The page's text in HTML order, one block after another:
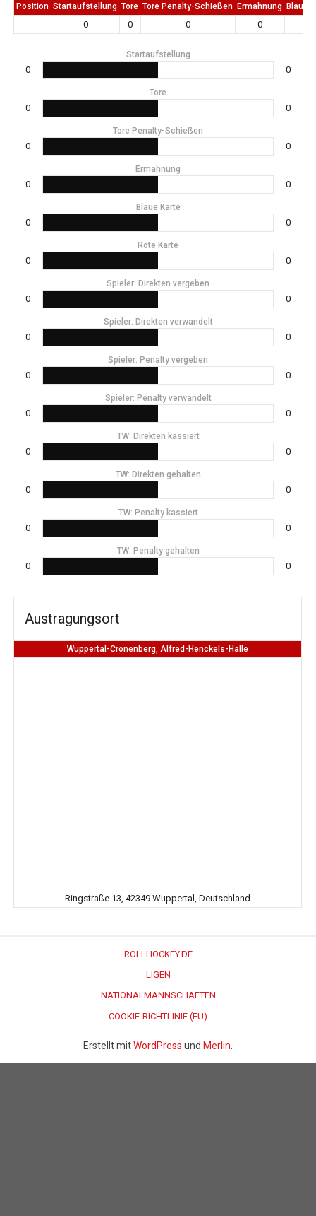
Position Startaufstellung Tore Tore Penalty-Schießen Ermahnung Blaue
0 0 0 0
Startaufstellung
0 0
Tore
0 0
Tore Penalty-Schießen
0 0
Ermahnung
0 0
Blaue Karte
0 0
Rote Karte
0 0
Spieler: Direkten vergeben
0 0
Spieler: Direkten verwandelt
0 0
Spieler: Penalty vergeben
0 0
Spieler: Penalty verwandelt
0 0
TW: Direkten kassiert
0 0
TW: Direkten gehalten
0 0
TW: Penalty kassiert
0 0
TW: Penalty gehalten
0 0
Austragungsort
Wuppertal-Cronenberg, Alfred-Henckels-Halle
Ringstraße 13, 42349 Wuppertal, Deutschland
ROLLHOCKEY.DE
LIGEN
NATIONALMANNSCHAFTEN
COOKIE-RICHTLINIE (EU)
Erstellt mitWordPress und Merlin